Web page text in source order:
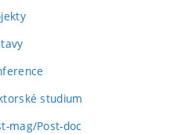
studium
mag/Post-doc